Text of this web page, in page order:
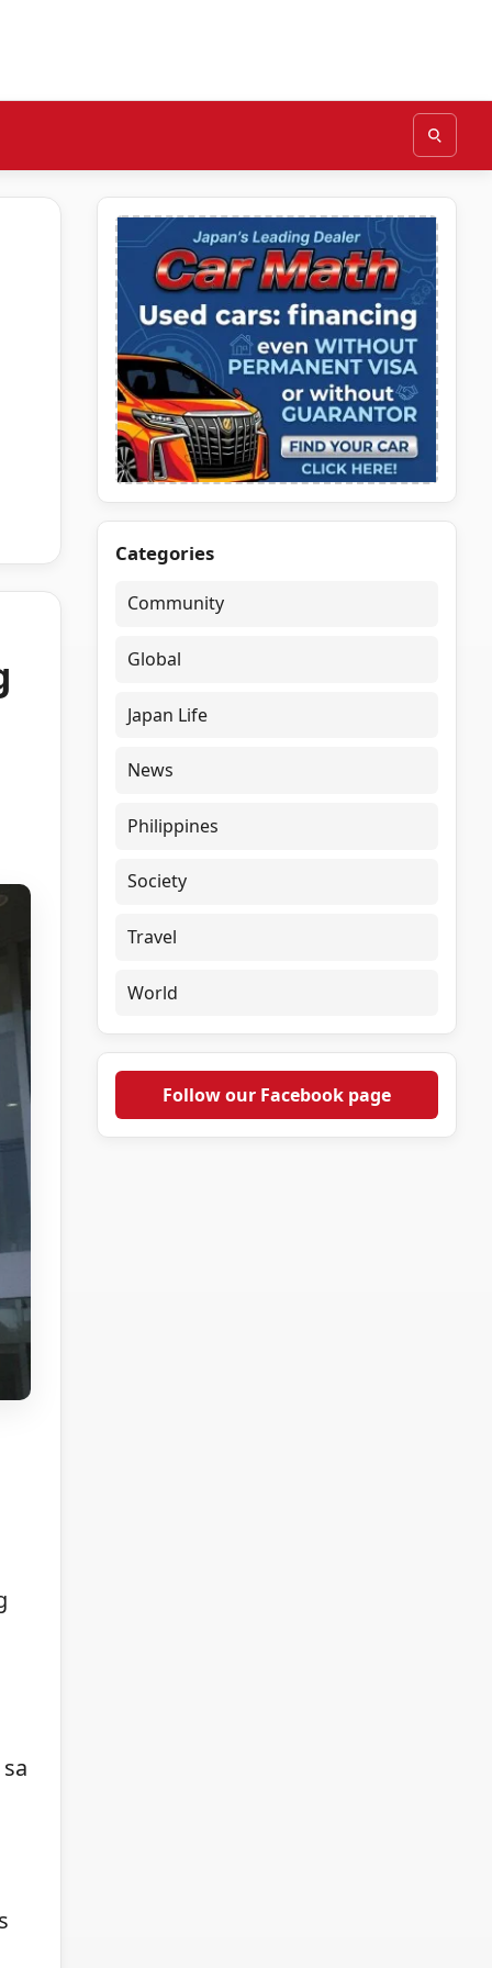
Categories
Community
Global
Japan Life
News
Philippines
Society
Travel
World
Follow our Facebook page